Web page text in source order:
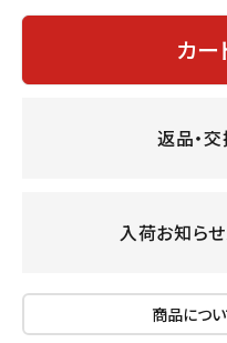
カー
返品・
入荷お知ら
商品につ